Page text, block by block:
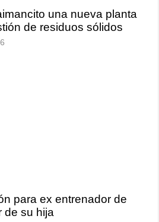
una nueva planta
de residuos sólidos
para ex entrenador de
de su hija